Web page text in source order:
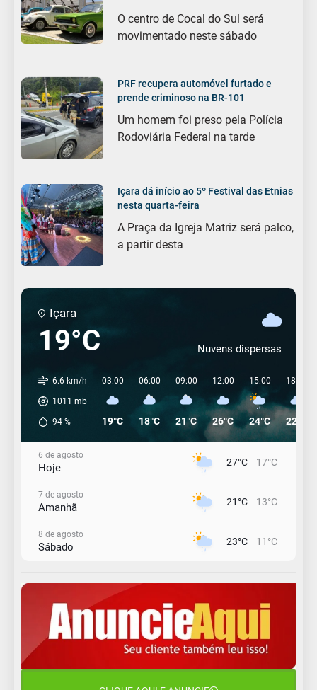
O centro de Cocal do Sul será
movimentado neste sábado
PRF recupera automóvel furtado e
prende criminoso na BR-101
Um homem foi preso pela Polícia
Rodoviária Federal na tarde
Içara dá início ao 5º Festival das Etnias
nesta quarta-feira
A Praça da Igreja Matriz será palco,
a partir desta
Içara
19°C Nuvens dispersas
6.6 km/h
1011 mb
94 %
03:00
19°C
06:00
18°C
09:00
21°C
12:00
26°C
15:00
24°C
18:00
22°C
6 de agosto
Hoje 27°C 17°C
7 de agosto
Amanhã 21°C 13°C
8 de agosto
Sábado 23°C 11°C
Domingo 16°C 12°C
10 de agosto
Segunda-Feira